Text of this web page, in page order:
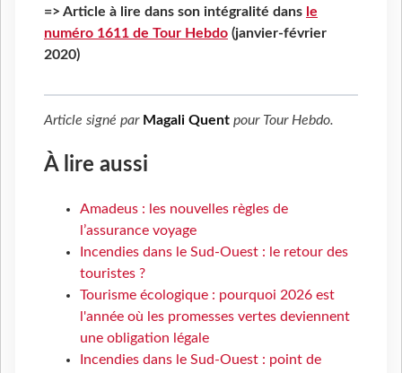
=> Article à lire dans son intégralité dans le
numéro 1611 de Tour Hebdo (janvier-février
2020)
Article signé par Magali Quent pour Tour Hebdo.
À lire aussi
Amadeus : les nouvelles règles de
l’assurance voyage
Incendies dans le Sud-Ouest : le retour des
touristes ?
Tourisme écologique : pourquoi 2026 est
l'année où les promesses vertes deviennent
une obligation légale
Incendies dans le Sud-Ouest : point de